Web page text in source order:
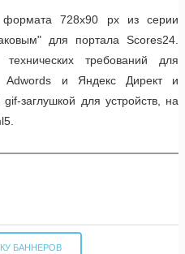
формата 728x90 px из серии
для портала Scores24.
требований для
Adwords и Яндекс Директ и
заглушкой для устройств, на
БАННЕРОВ